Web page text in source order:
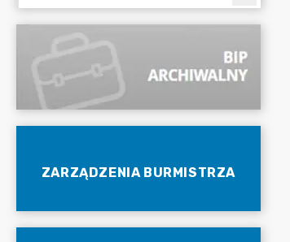
ZARZĄDZENIA BURMISTRZA